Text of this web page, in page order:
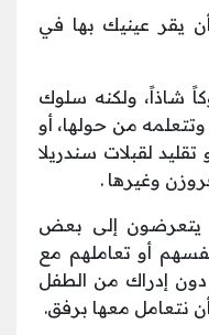
يقر عينيك بها في
شاذاً، ولكنه سلوك
من حولها، أو
لقبلات سندريلا
وغيرها .
يتعرضون إلى بعض
أو تعاملهم مع
دون إدراك من الطفل
نتعامل معها برفق.